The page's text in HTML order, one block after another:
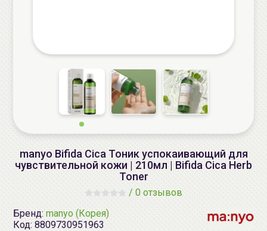
manyo Bifida Cica Тоник успокаивающий для
чувствительной кожи | 210мл | Bifida Cica Herb
Toner
/ 0 отзывов
Бренд: manyo (Корея)
Код: 8809730951963